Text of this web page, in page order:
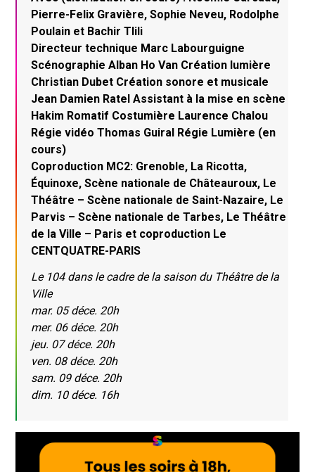
Pierre-Felix Gravière, Sophie Neveu, Rodolphe
Poulain et Bachir Tlili
Directeur technique Marc Labourguigne
Scénographie Alban Ho Van Création lumière
Christian Dubet Création sonore et musicale
Jean Damien Ratel Assistant à la mise en scène
Hakim Romatif Costumière Laurence Chalou
Régie vidéo Thomas Guiral Régie Lumière (en
cours)
Coproduction MC2: Grenoble, La Ricotta,
Équinoxe, Scène nationale de Châteauroux, Le
Théâtre – Scène nationale de Saint-Nazaire, Le
Parvis – Scène nationale de Tarbes, Le Théâtre
de la Ville – Paris et coproduction Le
CENTQUATRE-PARIS
Le 104 dans le cadre de la saison du Théâtre de la
Ville
mar. 05 déce. 20h
mer. 06 déce. 20h
jeu. 07 déce. 20h
ven. 08 déce. 20h
sam. 09 déce. 20h
dim. 10 déce. 16h